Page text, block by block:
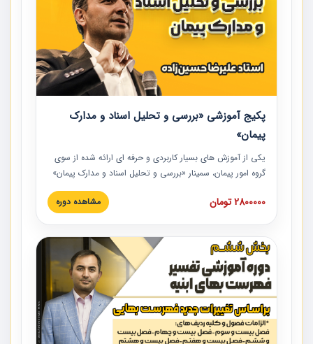
پکیج آموزشی «بررسی و تحلیل اسناد و مدارک
پیمان»
یکی از آموزش‏‏‏‏‏‏ های بسیار کاربردی و حرفه‏ ای ارائه شده از سوی
گروه امور پیمان، سمینار «بررسی و تحلیل اسناد و مدارک پیمان»
است که در دانشگاه صنعتی شریف ارائه شد. در این آموزش
نکات کلیدی مربوط به اسناد و مدارک پیمان، اولویت بندی اسناد
پیمان به همراه تجربیات عملی در این خصوص ارائه شده است.
2800000 تومان مشاهده دوره